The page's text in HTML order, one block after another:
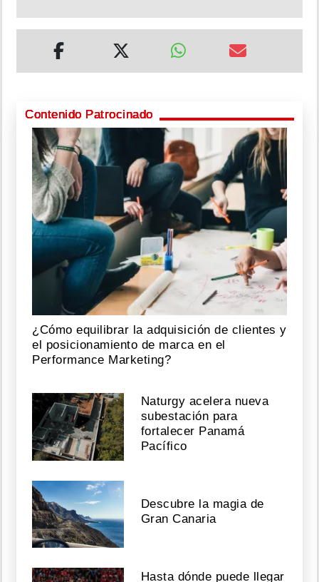
Contenido Patrocinado
¿Cómo equilibrar la adquisición de clientes y
el posicionamiento de marca en el
Performance Marketing?
Naturgy acelera nueva
subestación para
fortalecer Panamá
Pacífico
Descubre la magia de
Gran Canaria
Hasta dónde puede llegar